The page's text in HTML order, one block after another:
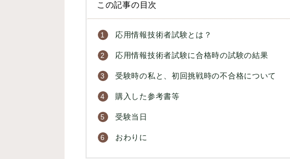
この記事の目次
応用情報技術者試験とは？
応用情報技術者試験に合格時の試験の結果
受験時の私と、初回挑戦時の不合格について
購入した参考書等
受験当日
おわりに